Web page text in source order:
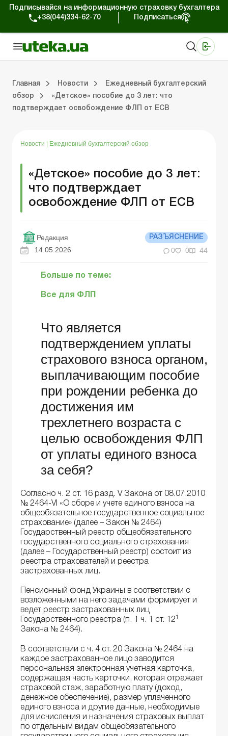
Подписывайся на информационную страховку бухгалтера
+38(044)334-62-70
Подписаться
Главная Новости
Ежедневный бухгалтерский
обзор
«Детское» пособие до 3 лет: что
подтверждает освобождение ФЛП от ЕСВ
Новости Ежедневный бухгалтерский обзор
«Детское» пособие до 3 лет:
что подтверждает
освобождение ФЛП от ЕСВ
Редакция РАЗЪЯСНЕНИЕ
14.05.2026 0 0 44
Больше по теме:
Все для ФЛП
Что является
подтверждением уплаты
страхового взноса органом,
выплачивающим пособие
при рождении ребенка до
достижения им
трехлетнего возраста с
целью освобождения ФЛП
от уплаты единого взноса
за себя?
Согласно ч. 2 ст. 16 разд. V Закона от 08.07.2010
№ 2464-VI «О сборе и учете единого взноса на
общеобязательное государственное социальное
страхование» (далее – Закон № 2464)
Государственный реестр общеобязательного
государственного социального страхования
(далее – Государственный реестр) состоит из
реестра страхователей и реестра
застрахованных лиц.
Пенсионный фонд Украины в соответствии с
возложенными на него задачами формирует и
ведет реестр застрахованных лиц
Государственного реестра (п. 1 ч. 1 ст. 121
Закона № 2464).
В соответствии с ч. 4 ст. 20 Закона № 2464 на
каждое застрахованное лицо заводится
персональная электронная учетная карточка,
содержащая часть карточки, которая отражает
страховой стаж, заработную плату (доход,
денежное обеспечение), размер уплаченного
единого взноса и другие данные, необходимые
для исчисления и назначения страховых выплат
по отдельным видам общеобязательного